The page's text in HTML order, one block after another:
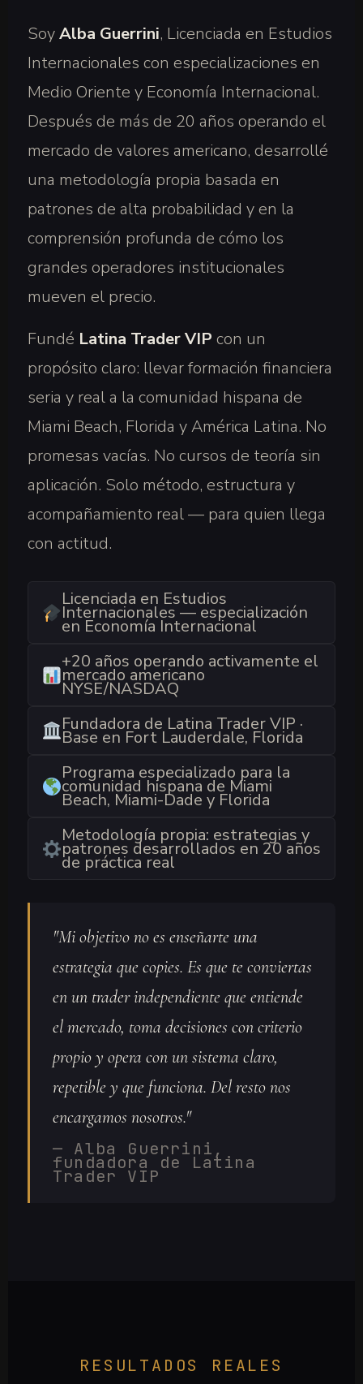
SoyAlba Guerrini, Licenciada en Estudios
Internacionales con especializaciones en
Medio Oriente y Economía Internacional.
Después de más de 20 años operando el
mercado de valores americano, desarrollé
una metodología propia basada en
patrones de alta probabilidad y en la
comprensión profunda de cómo los
grandes operadores institucionales
mueven el precio.
Fundé Latina Trader VIP con un
propósito claro: llevar formación financiera
seria y real a la comunidad hispana de
Miami Beach, Florida y América Latina. No
promesas vacías. No cursos de teoría sin
aplicación. Solo método, estructura y
acompañamiento real — para quien llega
con actitud.
Licenciada en Estudios
Internacionales — especialización
en Economía Internacional
+20 años operando activamente el
mercado americano
NYSE/NASDAQ
Fundadora de Latina Trader VIP ·
Base en Fort Lauderdale, Florida
Programa especializado para la
comunidad hispana de Miami
Beach, Miami-Dade y Florida
Metodología propia: estrategias y
patrones desarrollados en 20 años
de práctica real
"Mi objetivo no es enseñarte una
estrategia que copies. Es que te conviertas
en un trader independiente que entiende
el mercado, toma decisiones con criterio
propio y opera con un sistema claro,
repetible y que funciona. Del resto nos
encargamos nosotros."
— Alba Guerrini,
fundadora de Latina
Trader VIP
RESULTADOS REALES